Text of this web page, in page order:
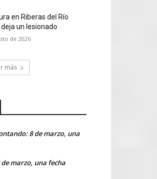
en Riberas del Río
un lesionado
de 2026
más
8 de marzo, una
marzo, una fecha